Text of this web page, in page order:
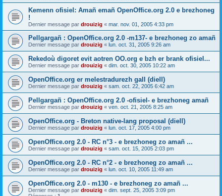
Kemenn ofisiel: Amañ emañ OpenOffice.org 2.0 e brezhoneg
!
Dernier message par drouizig « mar. nov. 01, 2005 4:33 pm
Pellgargañ : OpenOffice.org 2.0 -m137- e brezhoneg zo amañ
Dernier message par drouizig « lun. oct. 31, 2005 9:26 am
Rekedoù digoret evit aotren OO.org e bzh er brank ofisiel...
Dernier message par drouizig « dim. oct. 30, 2005 10:22 am
OpenOffice.org er melestradurezh gall (diell)
Dernier message par drouizig « sam. oct. 22, 2005 6:42 am
Pellgargañ : OpenOffice.org 2.0 -ofisiel- e brezhoneg amañ
Dernier message par drouizig « ven. oct. 21, 2005 8:25 am
OpenOffice.org - Breton native-lang proposal (diell)
Dernier message par drouizig « lun. oct. 17, 2005 4:00 pm
OpenOffice.org 2.0 - RC n°3 - e brezhoneg zo amañ ...
Dernier message par drouizig « sam. oct. 15, 2005 2:03 pm
OpenOffice.org 2.0 - RC n°2 - e brezhoneg zo amañ ...
Dernier message par drouizig « lun. oct. 10, 2005 11:49 am
OpenOffice.org 2.0 - m130 - e brezhoneg zo amañ ...
Dernier message par drouizig « dim. sept. 25, 2005 3:09 pm